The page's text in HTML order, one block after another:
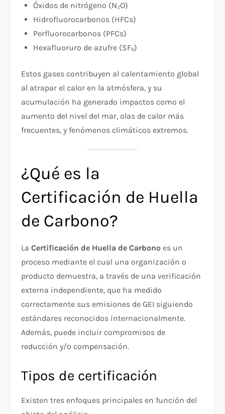
Óxidos de nitrógeno (N₂O)
Hidrofluorocarbonos (HFCs)
Perfluorocarbonos (PFCs)
Hexafluoruro de azufre (SF₆)
Estos gases contribuyen al calentamiento global
al atrapar el calor en la atmósfera, y su
acumulación ha generado impactos como el
aumento del nivel del mar, olas de calor más
frecuentes, y fenómenos climáticos extremos.
¿Qué es la
Certificación de Huella
de Carbono?
LaCertificación de Huella de Carbono es un
proceso mediante el cual una organización o
producto demuestra, a través de una verificación
externa independiente, que ha medido
correctamente sus emisiones de GEI siguiendo
estándares reconocidos internacionalmente.
Además, puede incluir compromisos de
reducción y/o compensación.
Tipos de certificación
Existen tres enfoques principales en función del